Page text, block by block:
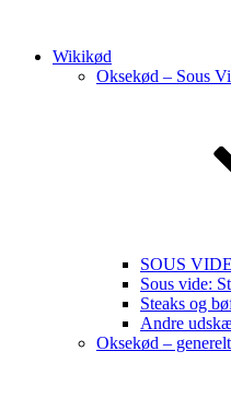
Wikikød
Oksekød – Sous
SOUS
Sous vide:
Steaks og
Andre
Oksekød – generelt